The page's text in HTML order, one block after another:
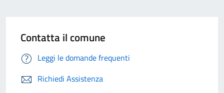
Contatta il comune
Leggi le domande frequenti
Richiedi Assistenza